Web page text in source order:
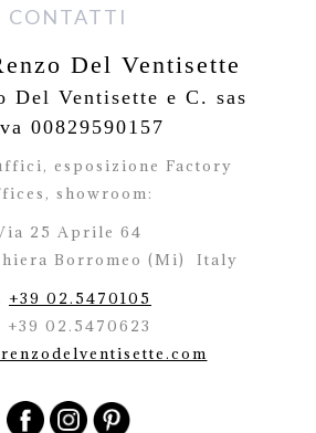
CONTATTI
Del Ventisette
Del Ventisette e C. sas
00829590157
esposizione Factory
showroom:
25 Aprile 64
Borromeo (Mi)
Italy
+39 02.5470105
+39 02.5470623